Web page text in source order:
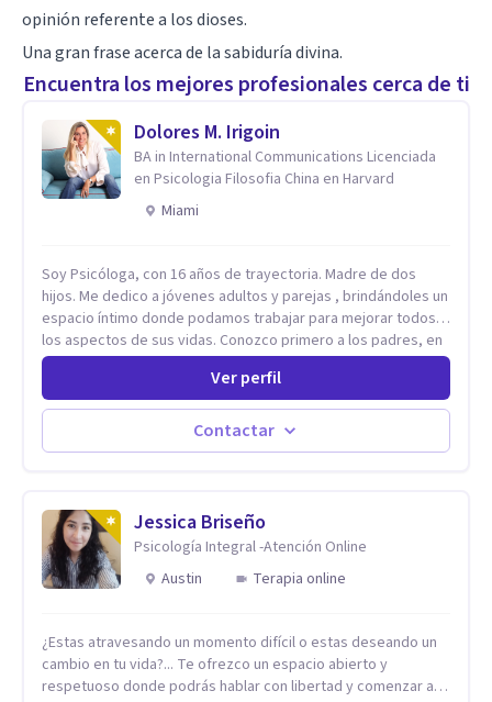
opinión referente a los dioses.
Una gran frase acerca de la sabiduría divina.
Encuentra los mejores profesionales cerca de ti
Dolores M. Irigoin
BA in International Communications Licenciada
en Psicologia Filosofia China en Harvard
Miami
Soy Psicóloga, con 16 años de trayectoria. Madre de dos
hijos. Me dedico a jóvenes adultos y parejas , brindándoles un
espacio íntimo donde podamos trabajar para mejorar todos
los aspectos de sus vidas. Conozco primero a los padres, en
el caso de niños u adolescentes, para luego seguir la terapia
con sus hijos, apuntalándolos en su futuro personal,
universitario y profesional, siempre conteniendo
paralelamente a los padres y brindándoles un espacio de
seguridad. Hago terapia de pareja y adultos con método
Ver perfil
Contactar
Jessica Briseño
Psicología Integral -Atención Online
Austin
Terapia online
¿Estas atravesando un momento difícil o estas deseando un
cambio en tu vida?... Te ofrezco un espacio abierto y
respetuoso donde podrás hablar con libertad y comenzar a